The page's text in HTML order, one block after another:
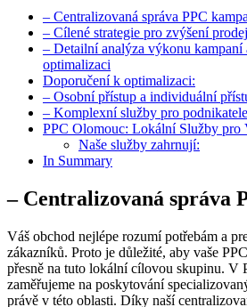
– Centralizovaná správa PPC
– Cílené strategie pro zvýšení
– Detailní analýza výkonu kampaní
optimalizaci
Doporučení k optimalizaci:
– Osobní přístup a individuální
– Komplexní služby pro
PPC Olomouc: Lokální Služby pro
Naše služby zahrnují:
In Summary
– Centralizovaná správa
Váš obchod nejlépe rozumí potřebám a
zákazníků. Proto je důležité, aby vaše
přesně na tuto lokální cílovou skupinu. V
zaměřujeme na poskytování
právě v této oblasti. Díky naší